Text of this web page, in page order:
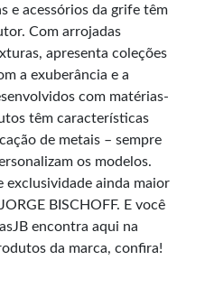
e acessórios da grife têm
Com arrojadas
apresenta coleções
a exuberância e a
com matérias-
têm características
de metais – sempre
os modelos.
exclusividade ainda maior
BISCHOFF. E você
encontra aqui na
da marca, confira!